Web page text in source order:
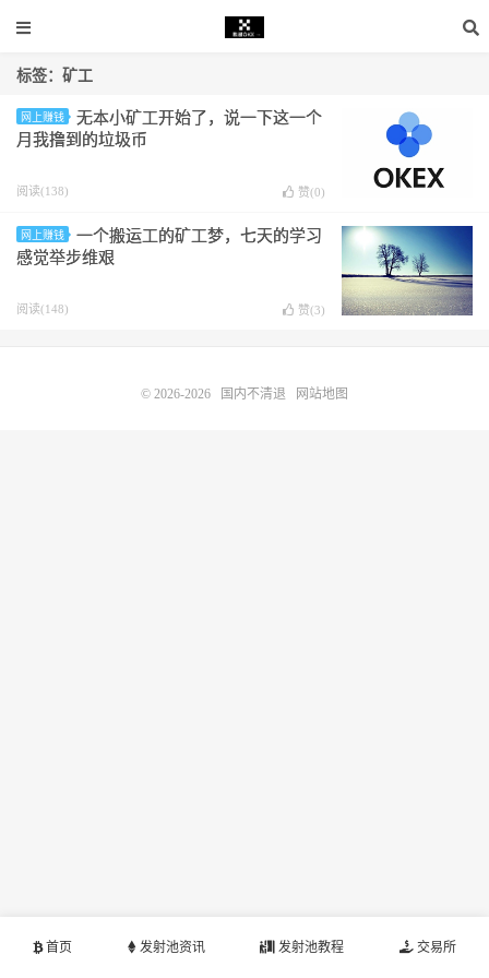
标签：矿工
网上赚钱
无本小矿工开始了，说一下这一个
月我撸到的垃圾币
阅读(138) 赞(0)
网上赚钱
一个搬运工的矿工梦，七天的学习
感觉举步维艰
阅读(148) 赞(3)
首页 发射池资讯 发射池教程 交易所
© 2026-2026 国内不清退 网站地图